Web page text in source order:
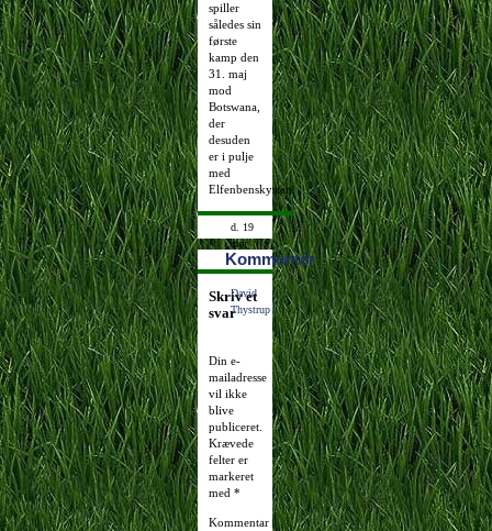
spiller
således sin
første
kamp den
31. maj
mod
Botswana,
der
desuden
er i pulje
med
Elfenbenskysten.
d. 19
maj
2008
14:21:15
David
Thystrup
Kommentér
Skriv et
svar
Din e-
mailadresse
vil ikke
blive
publiceret.
Krævede
felter er
markeret
med *
Kommentar